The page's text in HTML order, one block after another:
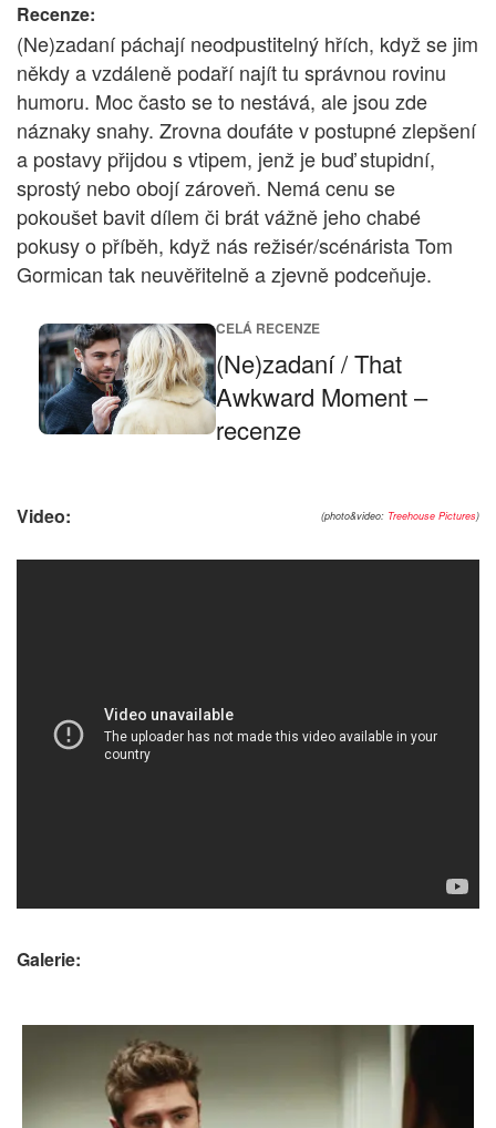
Recenze:
(Ne)zadaní páchají neodpustitelný hřích, když se jim
někdy a vzdáleně podaří najít tu správnou rovinu
humoru. Moc často se to nestává, ale jsou zde
náznaky snahy. Zrovna doufáte v postupné zlepšení
a postavy přijdou s vtipem, jenž je buď stupidní,
sprostý nebo obojí zároveň. Nemá cenu se
pokoušet bavit dílem či brát vážně jeho chabé
pokusy o příběh, když nás režisér/scénárista Tom
Gormican tak neuvěřitelně a zjevně podceňuje.
CELÁ RECENZE
(Ne)zadaní / That
Awkward Moment –
recenze
(photo&video: Treehouse Pictures)
Video:
Galerie: